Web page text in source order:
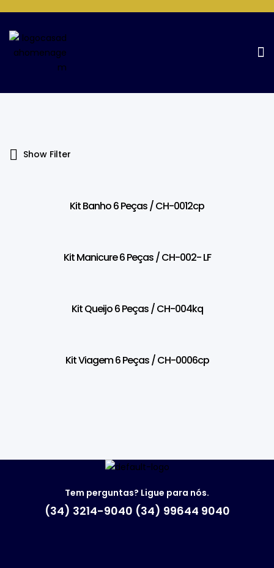
Products Tagged “6 Peças”
Home Page
Show Filter
Kit Banho 6 Peças / CH-0012cp
Kit Manicure 6 Peças / CH-002- LF
Kit Queijo 6 Peças / CH-004kq
Kit Viagem 6 Peças / CH-0006cp
Tem perguntas? Ligue para nós.
(34) 3214-9040 (34) 99644 9040